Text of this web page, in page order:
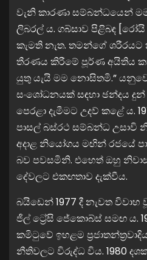
වැනි කාරණා සම්බන්ධයෙන්
ලිබරල් ය. ගබ්සාව පිළිබඳ
කැමති නැත. තමන්ගේ ශරීරයට
තීරණය කිරීමේ පූර්ණ අයිතිය
යුතු යැයි මම නොසිතමි.”
සංශෝධනයක් සඳහා ඡන්දය
පෙරළා දැමීමට උදව් කළේ ය.
පාසල් බස්රථ සම්බන්ධ උසාවි
අදාළ නියෝගය මඟින් රජයේ
බව පවසමිනි. එහෙත් ඔහු
දේවලට එකඟතාව දැක්වීය.
බයිඩෙන් 1977 දී නැවත විවාහ
ජිල් ට්‍රේසි ජේකොබ්ස් සමඟ ය.
කමිටුවේ ඉහළම
නීතිවලට විරුද්ධ විය. 1980